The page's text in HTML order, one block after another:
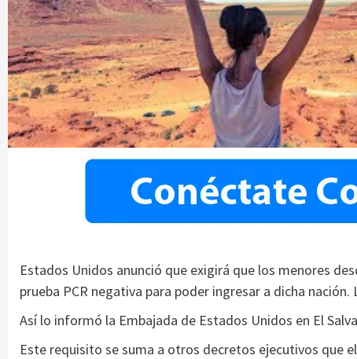
Estados Unidos anunció que exigirá que los menores
prueba PCR negativa para poder ingresar a dicha
Así lo informó la Embajada de Estados Unidos en El
Este requisito se suma a otros decretos ejecutivos que